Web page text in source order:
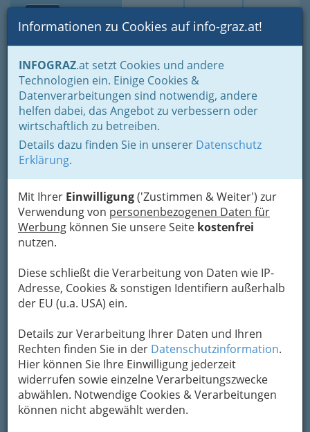
Suche Login Toggle
Informationen zu Cookies auf info-graz.at!
INFOGRAZ.at setzt Cookies und andere
Technologien ein. Einige Cookies &
Datenverarbeitungen sind notwendig, andere
helfen dabei, das Angebot zu verbessern oder
wirtschaftlich zu betreiben.
Details dazu finden Sie in unserer Datenschutz
Erklärung.
Mit Ihrer Einwilligung('Zustimmen & Weiter') zur
Verwendung von personenbezogenen Daten für
Werbung können Sie unsere Seite kostenfrei
nutzen.
Diese schließt die Verarbeitung von Daten wie IP-
Adresse, Cookies & sonstigen Identifiern außerhalb
der EU (u.a. USA) ein.
Details zur Verarbeitung Ihrer Daten und Ihren
Rechten finden Sie in der Datenschutzinformation.
Hier können Sie Ihre Einwilligung jederzeit
widerrufen sowie einzelne Verarbeitungszwecke
abwählen. Notwendige Cookies & Verarbeitungen
können nicht abgewählt werden.
Home Branchen
Tourismus & Freizeitwirtschaft
Kultur- und Vergnügungsbetriebe
Veranstaltungszentren und Veranstaltungsorte
Postgarage
Veranstaltungshalle
Dreihackengasse 42, 8020 Graz
+43 316 722 962
Karte
Karte anzeigen
Kontaktaufnahme
Um die Info-Graz Firmenvor Spam-Mails zu
bewahren, verwenden wir an dieser Stelle zur
Übermittlung Ihrer Nachricht ein sicheres
Formular. Ihre Nachricht wird nach dem
Absenden umgehend per Mail an das